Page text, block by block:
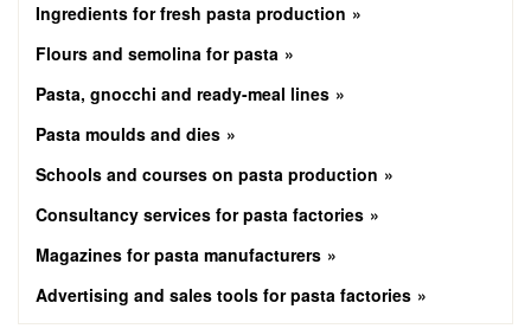
Ingredients for fresh pasta production
Flours and semolina for pasta
Pasta, gnocchi and ready-meal lines
Pasta moulds and dies
Schools and courses on pasta production
Consultancy services for pasta factories
Magazines for pasta manufacturers
Advertising and sales tools for pasta factories